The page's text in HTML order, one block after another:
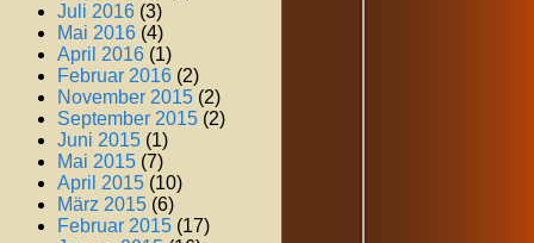
Juli 2016 (3)
Mai 2016 (4)
April 2016 (1)
Februar 2016 (2)
November 2015 (2)
September 2015 (2)
Juni 2015 (1)
Mai 2015 (7)
April 2015 (10)
März 2015 (6)
Februar 2015 (17)